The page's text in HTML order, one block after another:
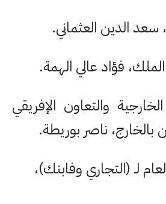
الدين العثماني.
فؤاد عالي الهمة.
والتعاون الإفريقي
بالخارج، ناصر بوريطة.
لـ (التجاري وفابنك)،